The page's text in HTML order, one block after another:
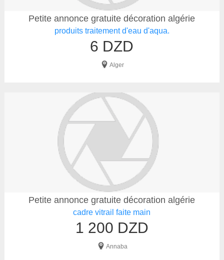
Petite annonce gratuite décoration algérie
produits traitement d'eau d'aqua.
6 DZD
Alger
Petite annonce gratuite décoration algérie
cadre vitrail faite main
1 200 DZD
Annaba